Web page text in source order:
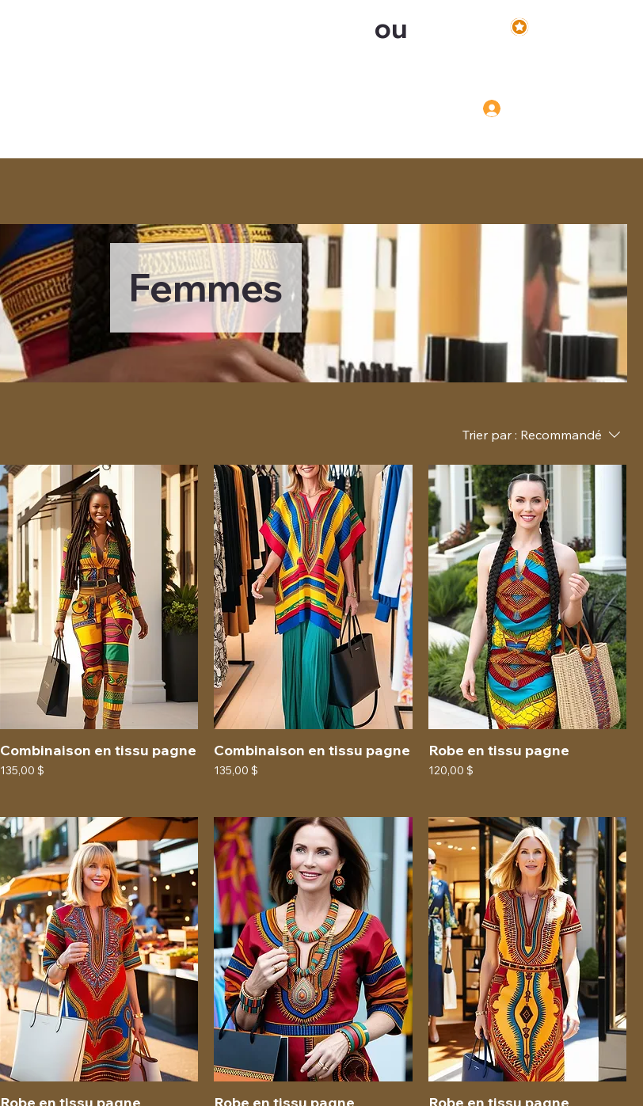
ou
Femmes
Trier par : Recommandé
Combinaison en tissu pagne
Prix
135,00 $
Combinaison en tissu pagne
Prix
135,00 $
Robe en tissu pagne
Prix
120,00 $